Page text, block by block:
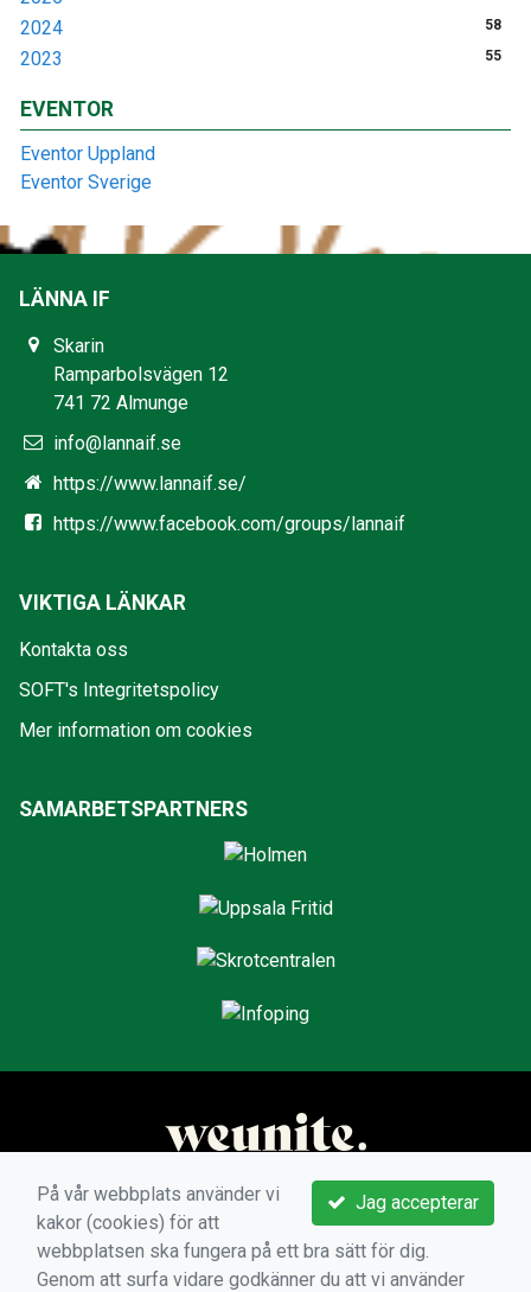
2024 58
2023 55
EVENTOR
Eventor Uppland
Eventor Sverige
LÄNNA IF
Skarin
Ramparbolsvägen 12
741 72 Almunge
info@lannaif.se
https://www.lannaif.se/
https://www.facebook.com/groups/lannaif
VIKTIGA LÄNKAR
Kontakta oss
SOFT's Integritetspolicy
Mer information om cookies
SAMARBETSPARTNERS
Jag accepterar
På vår webbplats använder vi
kakor (cookies) för att
webbplatsen ska fungera på ett bra sätt för dig.
Genom att surfa vidare godkänner du att vi använder